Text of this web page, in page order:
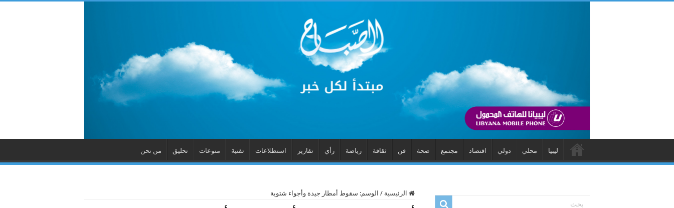
ليبيا محلي دولي اقتصاد مجتمع صحة فن ثقافة رياضة رأي تقارير استطلاعات تقنية منوعات تحليق من نحن
الرئيسية / الوسم: سقوط أمطار جيدة وأجواء شتوية